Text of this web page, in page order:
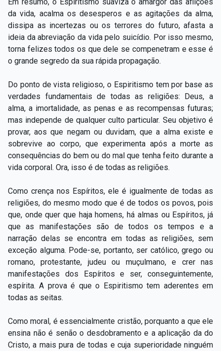
da vida, acalma os desesperos e as agitações da alma,
dissipa as incertezas ou os terrores do futuro, afasta a
ideia da abreviação da vida pelo suicídio. Por isso mesmo,
torna felizes todos os que dele se compenetram e esse é
o grande segredo da sua rápida propagação.
Do ponto de vista religioso, o Espiritismo tem por base as
verdades fundamentais de todas as religiões: Deus, a
alma, a imortalidade, as penas e as recompensas futuras;
mas independe de qualquer culto particular. Seu objetivo é
provar, aos que negam ou duvidam, que a alma existe e
sobrevive ao corpo, que experimenta após a morte as
consequências do bem ou do mal que tenha feito durante a
vida corporal. Ora, isso é de todas as religiões.
Como crença nos Espíritos, ele é igualmente de todas as
religiões, do mesmo modo que é de todos os povos, pois
que, onde quer que haja homens, há almas ou Espíritos, já
que as manifestações são de todos os tempos e a
narração delas se encontra em todas as religiões, sem
exceção alguma. Pode-se, portanto, ser católico, grego ou
romano, protestante, judeu ou muçulmano, e crer nas
manifestações dos Espíritos e ser, conseguintemente,
espírita. A prova é que o Espiritismo tem aderentes em
todas as seitas.
Como moral, é essencialmente cristão, porquanto a que ele
ensina não é senão o desdobramento e a aplicação da do
Cristo, a mais pura de todas e cuja superioridade ninguém